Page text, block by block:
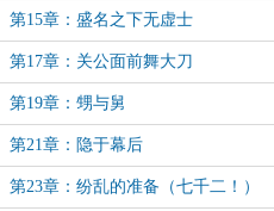
第15章：盛名之下无虚士
第17章：关公面前舞大刀
第19章：甥与舅
第21章：隐于幕后
第23章：纷乱的准备（七千二！）